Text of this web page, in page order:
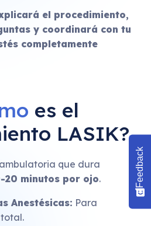
el procedimiento,
y coordinará con tu
completamente
es el
LASIK?
que dura
20 minutos por ojo.
Anestésicas: Para
Feedback